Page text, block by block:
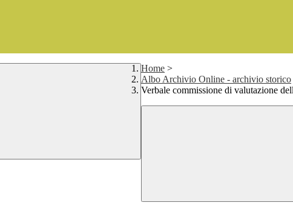
Home >
Albo Archivio Online - archivio storico
Verbale commissione di valutazione